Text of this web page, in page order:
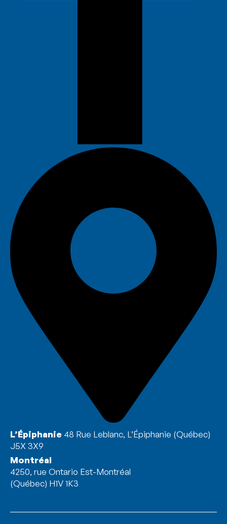
L’Épiphanie 48 Rue Leblanc, L’Épiphanie (Québec)
J5X 3X9
Montréal
4250, rue Ontario Est-Montréal
(Québec) H1V 1K3